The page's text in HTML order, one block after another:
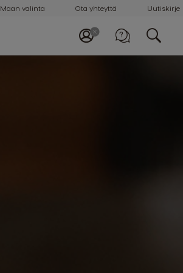
Maan valinta Ota yhteyttä Uutiskirje